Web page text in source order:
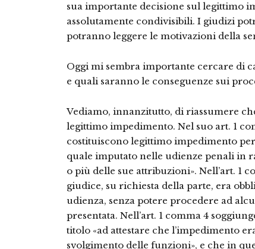
sua importante decisione sul legittimo
assolutamente condivisibili. I giudizi
potranno leggere le motivazioni della
Oggi mi sembra importante cercare di
e quali saranno le conseguenze sui
Vediamo, innanzitutto, di riassumere
legittimo impedimento. Nel suo art. 1
costituiscono legittimo impedimento
quale imputato nelle udienze penali in
o più delle sue attribuzioni». Nell’art. 1
giudice, su richiesta della parte, era
udienza, senza potere procedere ad
presentata. Nell’art. 1 comma 4
titolo «ad attestare che l’impedimento
svolgimento delle funzioni», e che in